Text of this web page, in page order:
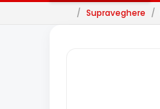
/ Supraveghere /